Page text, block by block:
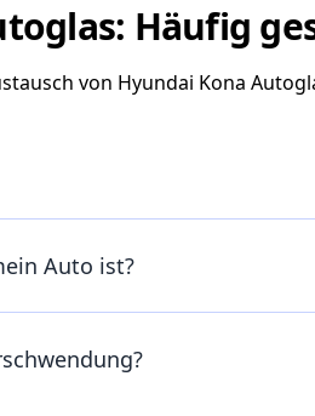
Häufig
von Hyundai Kona
Auto ist?